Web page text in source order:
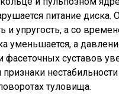
питание диска.
и упругость, а со
уменьшается, а
фасеточных суставов
туловища.